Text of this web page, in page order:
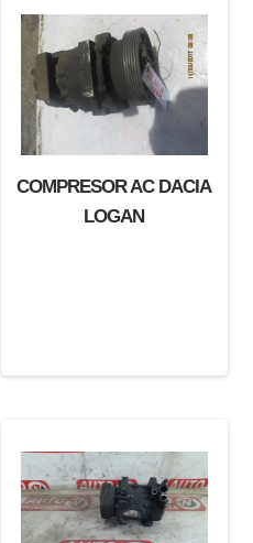
COMPRESOR AC DACIA
LOGAN